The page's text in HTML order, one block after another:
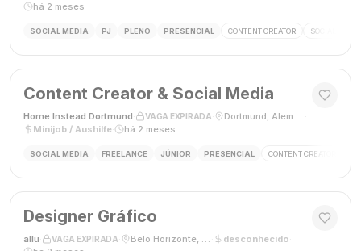
há 2 meses
SOCIAL MEDIA PJ PLENO PRESENCIAL CONTENT CREATOR SOCIAL MEDIA
Content Creator & Social Media
Home Instead Dortmund VAGA EXPIRADA Dortmund, Alemanha
Minijob / Aushilfe
há 2 meses
SOCIAL MEDIA FREELANCE JÚNIOR PRESENCIAL CONTENT CREATOR
Designer Gráfico
allu VAGA EXPIRADA Belo Horizonte, MG, Brasil desconhecido